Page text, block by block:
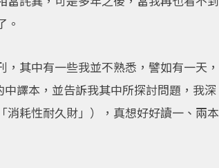
。
其中有一些我並不熟悉，譬如有一天，
譯本，並告訴我其中所探討問題，我深
耗性耐久財」），真想好好讀一、兩本